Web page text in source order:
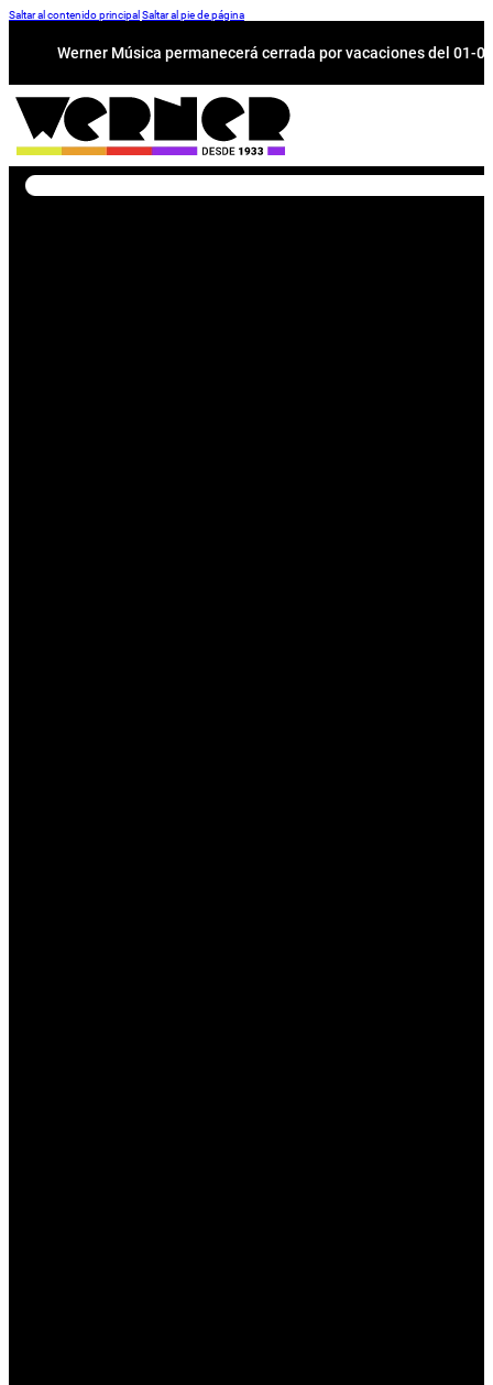
Saltar al contenido principal Saltar al pie de página
Werner Música permanecerá cerrada por vacaciones del 01-
Buscar